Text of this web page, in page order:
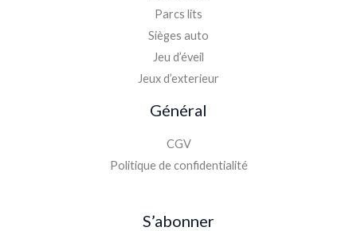
Parcs lits
Sièges auto
Jeu d’éveil
Jeux d’exterieur
Général
CGV
Politique de confidentialité
S’abonner